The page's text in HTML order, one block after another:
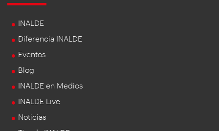
INALDE
Diferencia INALDE
Eventos
Blog
INALDE en Medios
INALDE Live
Noticias